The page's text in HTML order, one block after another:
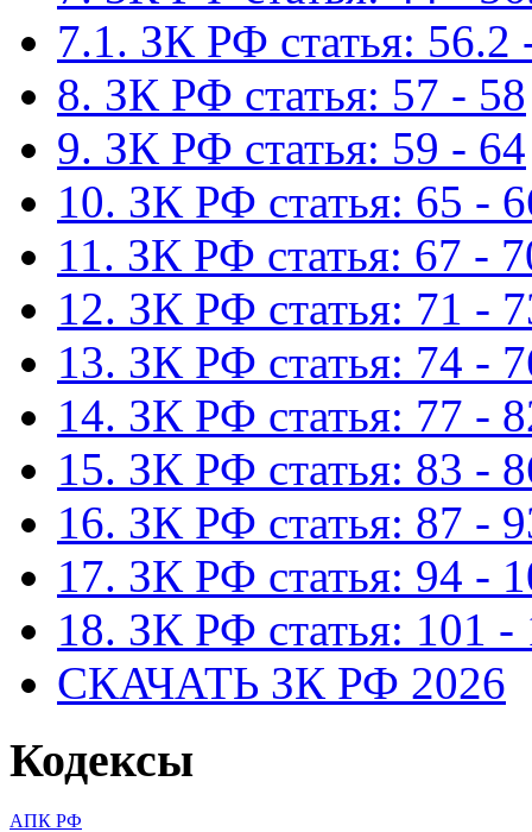
7.1. ЗК РФ статья: 56.2
8. ЗК РФ статья: 57 - 58
9. ЗК РФ статья: 59 - 64
10. ЗК РФ статья: 65 -
11. ЗК РФ статья: 67 -
12. ЗК РФ статья: 71 -
13. ЗК РФ статья: 74 -
14. ЗК РФ статья: 77 -
15. ЗК РФ статья: 83 -
16. ЗК РФ статья: 87 -
17. ЗК РФ статья: 94 -
18. ЗК РФ статья: 101 -
СКАЧАТЬ ЗК РФ 2026
Кодексы
АПК РФ